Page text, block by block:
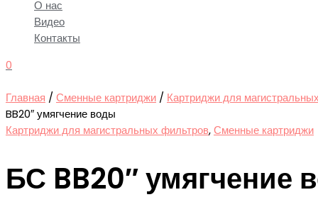
О нас
Видео
Контакты
0
Главная / Сменные картриджи / Картриджи для
BB20″ умягчение воды
Картриджи для магистральных фильтров,Сменные картриджи
БС BB20″ умягчение